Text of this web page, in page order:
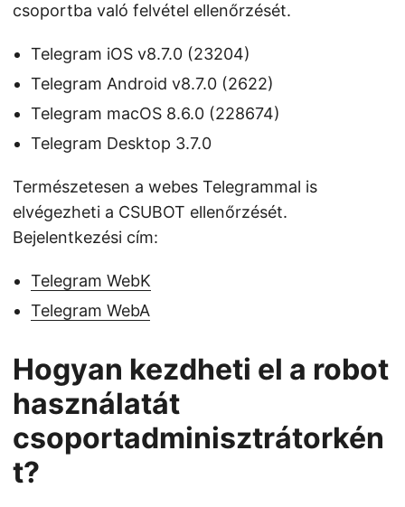
csoportba való felvétel ellenőrzését.
Telegram iOS v8.7.0 (23204)
Telegram Android v8.7.0 (2622)
Telegram macOS 8.6.0 (228674)
Telegram Desktop 3.7.0
Természetesen a webes Telegrammal is
elvégezheti a CSUBOT ellenőrzését.
Bejelentkezési cím:
Telegram WebK
Telegram WebA
Hogyan kezdheti el a robot
használatát
csoportadminisztrátorkén
t?